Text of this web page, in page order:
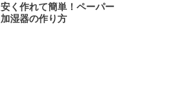
安く作れて簡単！ペーパー
加湿器の作り方